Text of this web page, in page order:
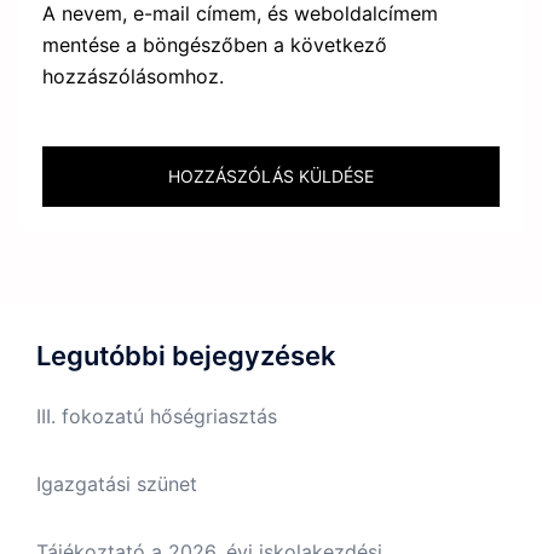
A nevem, e-mail címem, és weboldalcímem
mentése a böngészőben a következő
hozzászólásomhoz.
Legutóbbi bejegyzések
III. fokozatú hőségriasztás
Igazgatási szünet